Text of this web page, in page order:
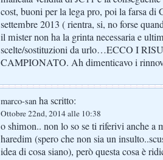
cost, buoni per la lega pro, poi la farsa di
settembre 2013 ( rientra, si, no forse
il mister non ha la grinta necessaria e
scelte/sostituzioni da urlo…ECCO I
CAMPIONATO. Ah dimenticavo i
marco-san ha scritto:
Ottobre 22nd, 2014 alle 10:38
o shimon.. non lo so se ti riferivi anche a
haredim (spero che non sia un
idea di cosa siano), però questa cosa è